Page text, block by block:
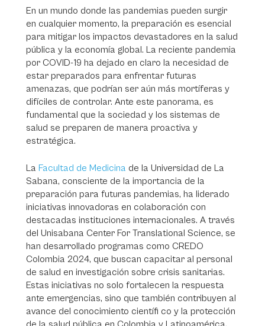
En un mundo donde las pandemias pueden surgir
en cualquier momento, la preparación es esencial
para mitigar los impactos devastadores en la salud
pública y la economía global. La reciente pandemia
por COVID-19 ha dejado en claro la necesidad de
estar preparados para enfrentar futuras
amenazas, que podrían ser aún más mortíferas y
difíciles de controlar. Ante este panorama, es
fundamental que la sociedad y los sistemas de
salud se preparen de manera proactiva y
estratégica.
La Facultad de Medicina de la Universidad de La
Sabana, consciente de la importancia de la
preparación para futuras pandemias, ha liderado
iniciativas innovadoras en colaboración con
destacadas instituciones internacionales. A través
del Unisabana Center For Translational Science, se
han desarrollado programas como CREDO
Colombia 2024, que buscan capacitar al personal
de salud en investigación sobre crisis sanitarias.
Estas iniciativas no solo fortalecen la respuesta
ante emergencias, sino que también contribuyen al
avance del conocimiento científi co y la protección